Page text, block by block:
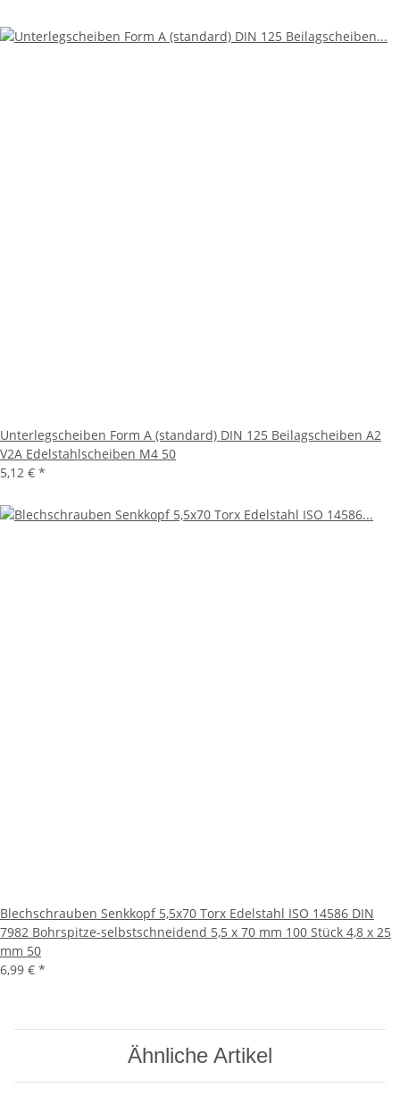
Unterlegscheiben Form A (standard) DIN 125 Beilagscheiben A2
V2A Edelstahlscheiben M4 50
5,12 € *
Blechschrauben Senkkopf 5,5x70 Torx Edelstahl ISO 14586 DIN
7982 Bohrspitze-selbstschneidend 5,5 x 70 mm 100 Stück 4,8 x 25
mm 50
6,99 € *
Ähnliche Artikel